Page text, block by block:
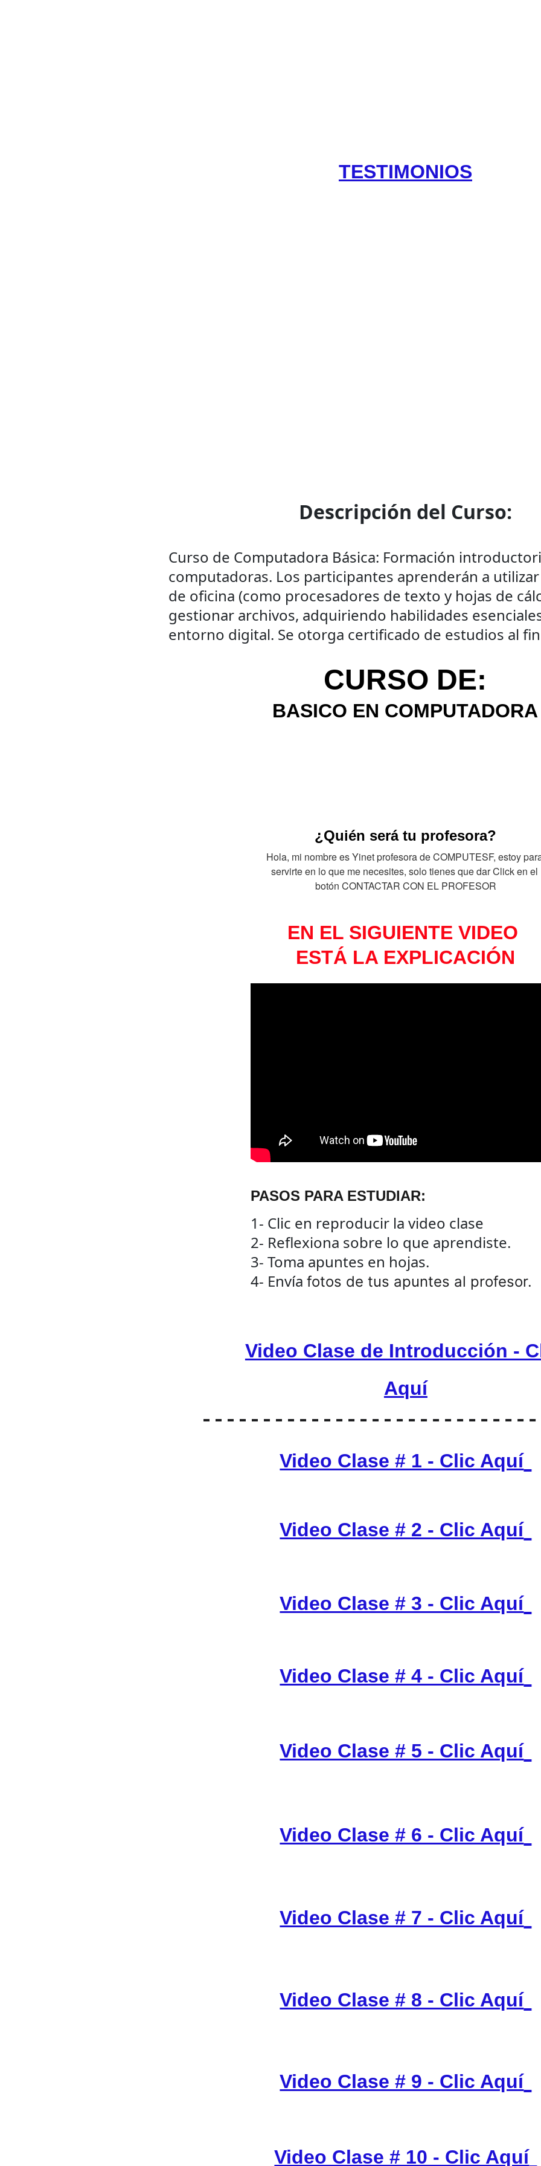
TESTIMONIOS
Curso de Computadora Básica: Formación
computadoras. Los participantes aprenderán a
de oficina (como procesadores de texto y hojas de
gestionar archivos, adquiriendo habilidades
entorno digital. Se otorga certificado de estudios al
Descripción del Curso:
¿Quién será tu profesora?
Hola, mi nombre es Yinet profesora de COMPUTESF, estoy
servirte en lo que me necesites, solo tienes que dar Click en el
botón CONTACTAR CON EL PROFESOR
CURSO DE:
BASICO EN COMPUTADORA
EN EL SIGUIENTE VIDEO
ESTÁ LA EXPLICACIÓN
PASOS PARA ESTUDIAR:
1- Clic en reproducir la video clase
2- Reflexiona sobre lo que aprendiste.
3- Toma apuntes en hojas.
4- Envía fotos de tus apuntes al profesor.
Video Clase de Introducción -
Aquí
Video Clase # 1 - Clic Aquí
Video Clase # 2 - Clic Aquí
Video Clase # 3 - Clic Aquí
Video Clase # 4 - Clic Aquí
Video Clase # 5 - Clic Aquí
Video Clase # 6 - Clic Aquí
Video Clase # 7 - Clic Aquí
Video Clase # 8 - Clic Aquí
Video Clase # 9 - Clic Aquí
Video Clase # 10 - Clic Aquí